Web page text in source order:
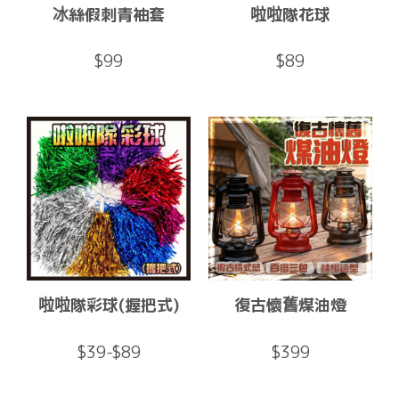
冰絲假刺青袖套
$99
啦啦隊花球
$89
啦啦隊彩球(握把式)
$39-$89
復古懷舊煤油燈
$399